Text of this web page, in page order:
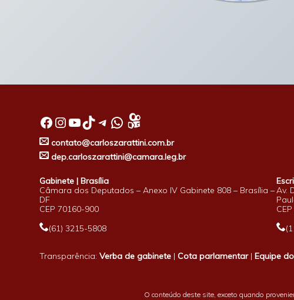
Facebook InstagramYoutube TikTok Telegram WhatsApp
contato@carloszarattini.com.br
dep.carloszarattini@camara.leg.br
Gabinete | Brasília
Câmara dos Deputados – Anexo IV Gabinete 808 – Brasília –
DF
CEP 70160-900
(61) 3215-5808
Av.
Transparência:Verba de gabinete |Cota parlamentar|Equipe
O conteúdo deste site, exceto quando